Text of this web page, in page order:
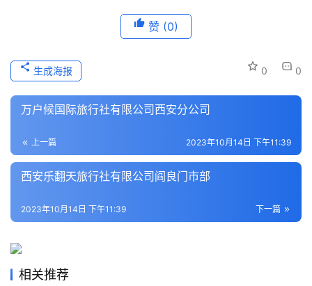
文
化
导
之
家
本
地
生
活
赞 (0)
0 0
生成海报
万户候国际旅行社有限公司西安分公司
上一篇 2023年10月14日 下午11:39
西安乐翻天旅行社有限公司阎良门市部
下一篇
2023年10月14日 下午11:39
相关推荐